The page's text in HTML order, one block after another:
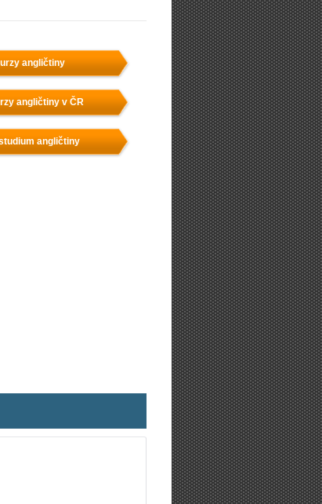
angličtiny
angličtiny v ČR
angličtiny